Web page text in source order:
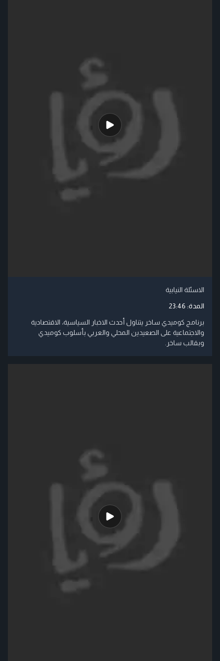
الاسئلة النيابية
المدة: 23:46
برنامج كوميدي ساخر يتناول أحدث الاخبار السياسية، الاقتصادية
والاجتماعية على الصعيدين المحلي والعربي بأسلوب كوميدي
وبقالب ساخر.